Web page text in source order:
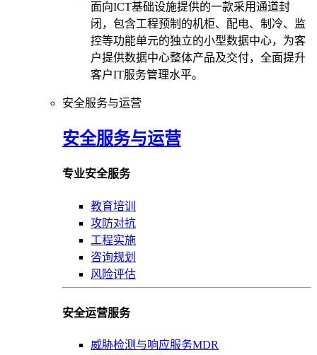
面向ICT基础设施提供的一款采用通道封
闭，包含工程预制的机柜、配电、制冷、监
控等功能单元的独立的小型数据中心，为客
户提供数据中心整体产品及交付，全面提升
客户IT服务管理水平。
安全服务与运营
安全服务与运营
专业安全服务
教育培训
攻防对抗
工程实施
咨询规划
风险评估
安全运营服务
威胁检测与响应服务MDR